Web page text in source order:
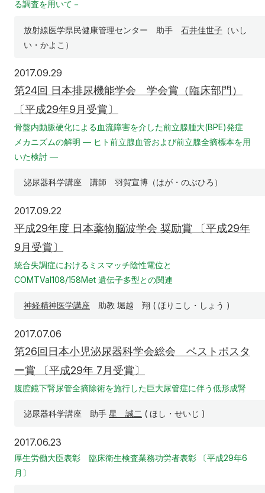
る調査を用いて－
放射線医学県民健康管理センター 助手 石井佳世子 （いし
い・かよこ）
2017.09.29
第24回 日本排尿機能学会 学会賞（臨床部門）
〔平成29年9月受賞〕
骨盤内動脈硬化による血流障害を介した前立腺腫大(BPE)発症
メカニズムの解明 ― ヒト前立腺血管および前立腺全摘標本を用
いた検討 ―
泌尿器科学講座 講師 羽賀宣博（はが・のぶひろ）
2017.09.22
平成29年度 日本薬物脳波学会 奨励賞 〔平成29年
9月受賞〕
統合失調症におけるミスマッチ陰性電位と
COMTVal108/158Met 遺伝子多型との関連
神経精神医学講座 助教 堀越 翔 ( ほりこし・しょう )
2017.07.06
第26回日本小児泌尿器科学会総会 ベストポスタ
ー賞 〔平成29年 7月受賞〕
腹腔鏡下腎尿管全摘除術を施行した巨大尿管症に伴う低形成腎
泌尿器科学講座 助手 星 誠二 ( ほし・せいじ )
2017.06.23
厚生労働大臣表彰 臨床衛生検査業務功労者表彰 〔平成29年6
月〕